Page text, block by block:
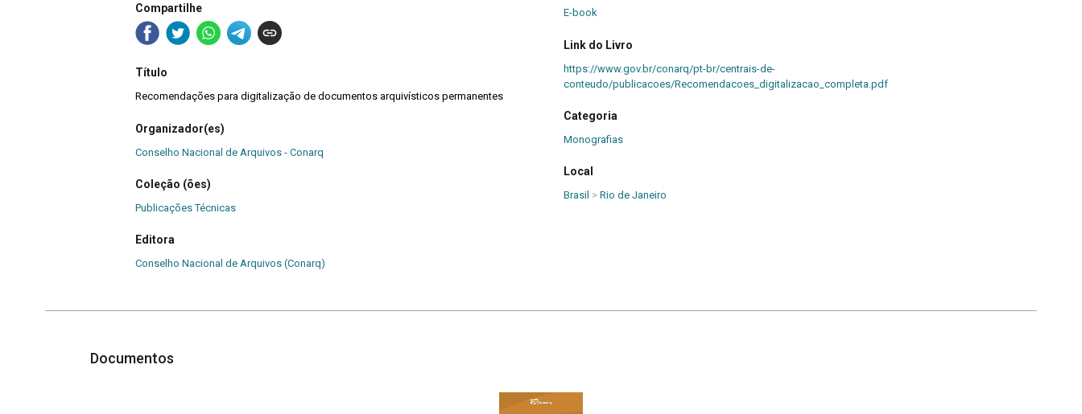
Compartilhe
Título
Recomendações para digitalização de documentos arquivísticos permanentes
Organizador(es)
Conselho Nacional de Arquivos - Conarq
Coleção (ões)
Publicações Técnicas
Editora
Conselho Nacional de Arquivos (Conarq)
E-book
Link do Livro
https://www.gov.br/conarq/pt-br/centrais-de-
conteudo/publicacoes/Recomendacoes_digitalizacao_completa.pdf
Categoria
Monografias
Local
Brasil > Rio de Janeiro
Documentos